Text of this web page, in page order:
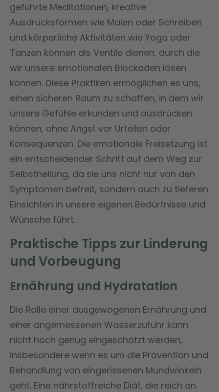
geführte Meditationen, kreative
Ausdrucksformen wie Malen oder Schreiben
und körperliche Aktivitäten wie Yoga oder
Tanzen können als Ventile dienen, durch die
wir unsere emotionalen Blockaden lösen
können. Diese Praktiken ermöglichen es uns,
einen sicheren Raum zu schaffen, in dem wir
unsere Gefühle erkunden und ausdrücken
können, ohne Angst vor Urteilen oder
Konsequenzen. Die emotionale Freisetzung ist
ein entscheidender Schritt auf dem Weg zur
Selbstheilung, da sie uns nicht nur von den
Symptomen befreit, sondern auch zu tieferen
Einsichten in unsere eigenen Bedürfnisse und
Wünsche führt.
Praktische Tipps zur Linderung
und Vorbeugung
Ernährung und Hydratation
Die Rolle einer ausgewogenen Ernährung und
einer angemessenen Wasserzufuhr kann
nicht hoch genug eingeschätzt werden,
insbesondere wenn es um die Prävention und
Behandlung von eingerissenen Mundwinkeln
geht. Eine nährstoffreiche Diät, die reich an